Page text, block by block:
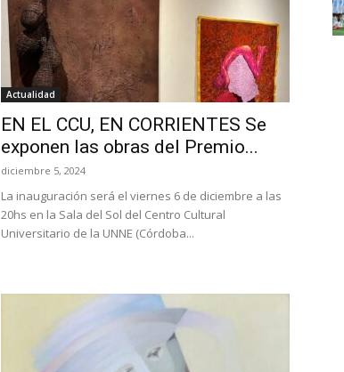
Actualidad
EN EL CCU, EN CORRIENTES Se
exponen las obras del Premio...
diciembre 5, 2024
La inauguración será el viernes 6 de diciembre a las
20hs en la Sala del Sol del Centro Cultural
Universitario de la UNNE (Córdoba...